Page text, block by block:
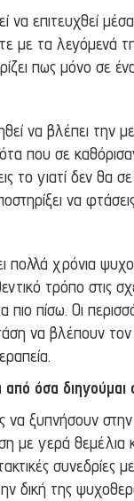
να επιτευχθεί
με τα λεγόμενά
πως μόνο σε
να βλέπει την
που σε
το γιατί δεν θα
να
πολλά χρόνια
τρόπο στις
πιο πίσω. Οι
να βλέπουν
όσα διηγούμαι
να ξυπνήσουν
με γερά
συνεδρίες
δική της